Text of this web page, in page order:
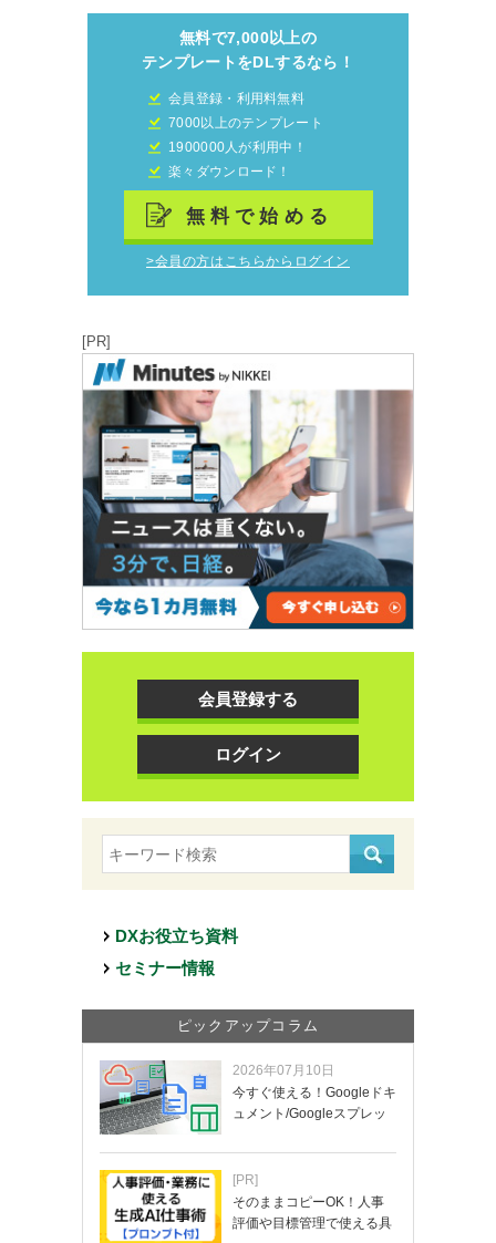
無料で7,000以上の
テンプレートをDLするなら！
会員登録・利用料無料
7000以上のテンプレート
1900000人が利用中！
楽々ダウンロード！
無料で始める
>会員の方はこちらからログイン
[PR]
会員登録する
ログイン
DXお役立ち資料
セミナー情報
ピックアップコラム
2026年07月10日
今すぐ使える！Googleドキ
ュメント/Googleスプレッ
[PR]
そのままコピーOK！人事
評価や目標管理で使える具